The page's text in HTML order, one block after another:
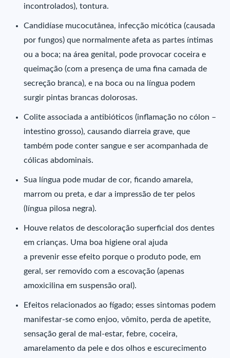
incontrolados), tontura.
Candidíase mucocutânea, infecção micótica (causada
por fungos) que normalmente afeta as partes íntimas
ou a boca; na área genital, pode provocar coceira e
queimação (com a presença de uma fina camada de
secreção branca), e na boca ou na língua podem
surgir pintas brancas dolorosas.
Colite associada a antibióticos (inflamação no cólon –
intestino grosso), causando diarreia grave, que
também pode conter sangue e ser acompanhada de
cólicas abdominais.
Sua língua pode mudar de cor, ficando amarela,
marrom ou preta, e dar a impressão de ter pelos
(língua pilosa negra).
Houve relatos de descoloração superficial dos dentes
em crianças. Uma boa higiene oral ajuda
a prevenir esse efeito porque o produto pode, em
geral, ser removido com a escovação (apenas
amoxicilina em suspensão oral).
Efeitos relacionados ao fígado; esses sintomas podem
manifestar-se como enjoo, vômito, perda de apetite,
sensação geral de mal-estar, febre, coceira,
amarelamento da pele e dos olhos e escurecimento